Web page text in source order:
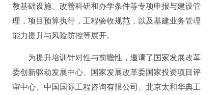
教基础设施、改善科研和办学条件等专项申报与建设管
理，项目预算执行，工程验收规范，以及基建业务管理
能力提升与风险防控等展开。
为提升培训针对性与前瞻性，邀请了国家发展改革
委创新驱动发展中心、国家发展改革委国家投资项目评
审中心、中国国际工程咨询有限公司、北京太和华典工